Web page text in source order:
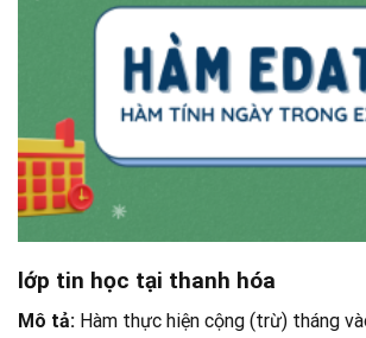
lớp tin học tại thanh hóa
Mô tả: Hàm thực hiện cộng (trừ) tháng